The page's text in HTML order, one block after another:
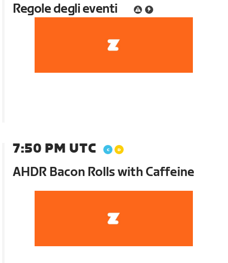
Regole degli eventi
7:50 PM UTC
AHDR Bacon Rolls with Caffeine